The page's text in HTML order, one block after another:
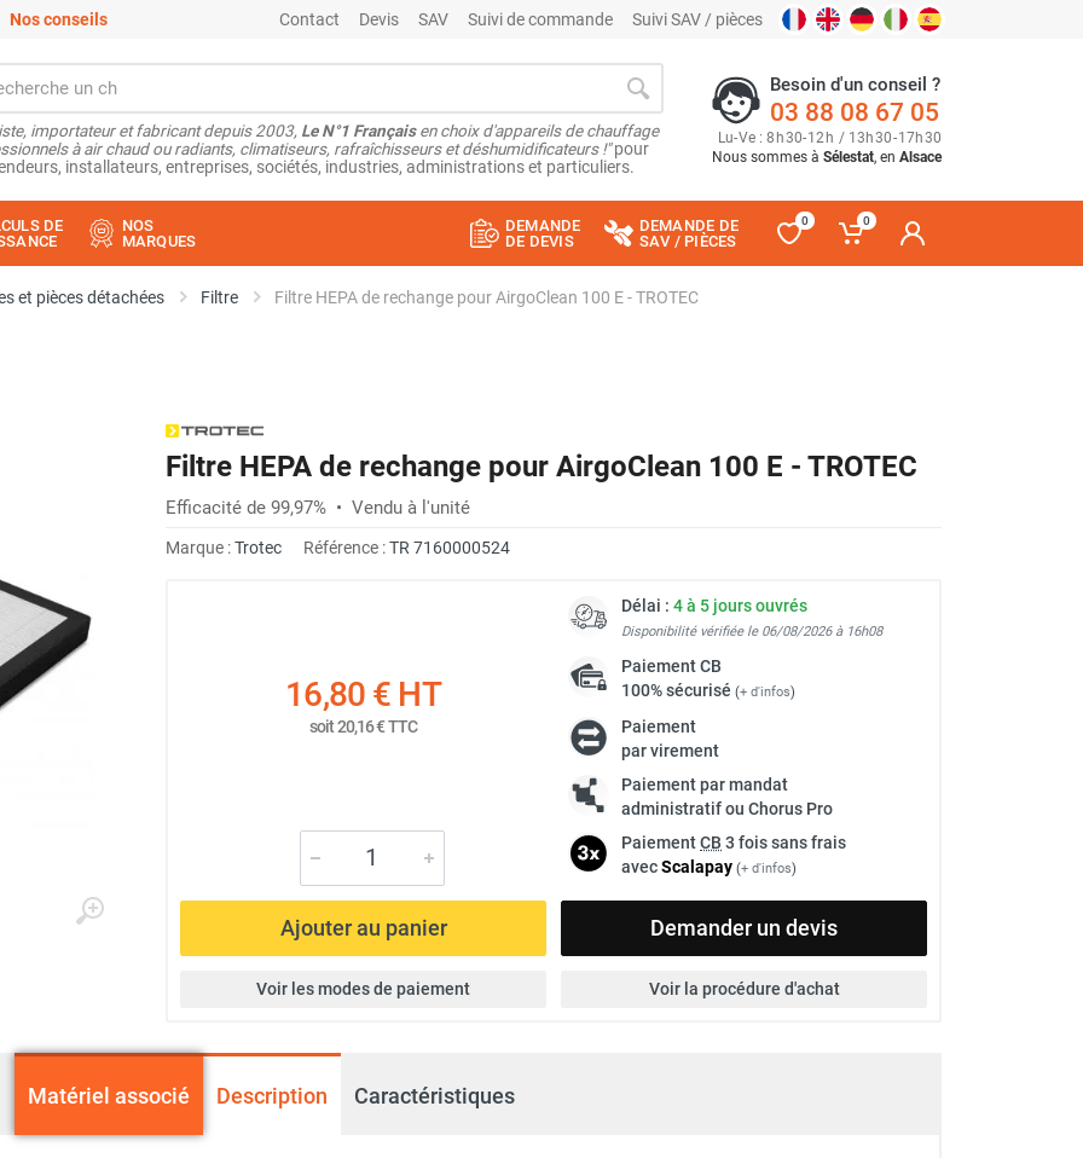
Nos conseils Contact Devis SAV Suivi de commande Suivi SAV / pièces
importateur et fabricant depuis 2003, Le N°1 Françaisen choix d'appareils de chauffage
à air chaud ou radiants, climatiseurs, rafraîchisseurs et déshumidificateurs !"pour
installateurs, entreprises, sociétés, industries, administrations et particuliers.
Besoin d'un conseil ?
03 88 08 67 05
Lu-Ve : 8h30-12h / 13h30-17h30
Nous sommes à Sélestat, en Alsace
DE
NOS
MARQUES
DEMANDE
DE DEVIS
DEMANDE DE
SAV / PIÈCES
0 0
et pièces détachées Filtre Filtre HEPA de rechange pour AirgoClean 100 E - TROTEC
Filtre HEPA de rechange pour AirgoClean 100 E - TROTEC
Efficacité de 99,97% • Vendu à l'unité
Marque :Trotec Référence :TR 7160000524
16,80 € HT
soit20,16 €TTC
Délai : 4 à 5 jours ouvrés
Disponibilité vérifiée le 06/08/2026 à 16h08
PaiementCB
100% sécurisé (+ d'infos)
Paiement
par virement
Paiement par mandat
administratif ou Chorus Pro
PaiementCB 3 fois sans frais
avecScalapay (+ d'infos)
Ajouter au panier Demander un devis
Voir les modes de paiement Voir la procédure d'achat
Matériel associé Description Caractéristiques